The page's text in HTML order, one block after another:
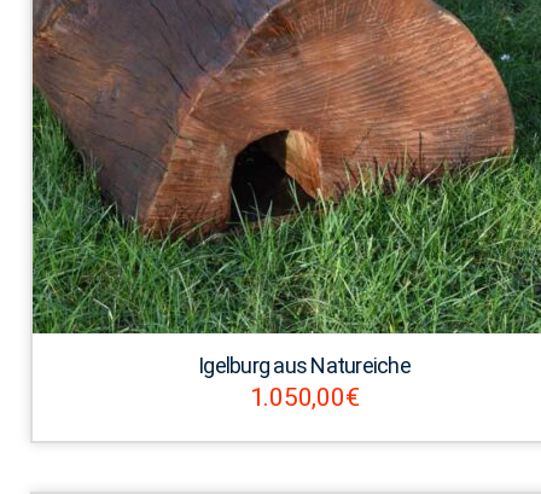
Igelburg aus Natureiche
1.050,00€